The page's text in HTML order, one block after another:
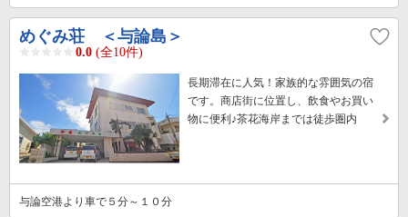
めぐみ荘 ＜与論島＞
0.0 (全10件)
長期滞在に人気！家族的な雰囲気の宿
です。商店街に位置し、飲食やお買い
物に便利♪茶花海岸までは徒歩圏内
与論空港より車で５分～１０分